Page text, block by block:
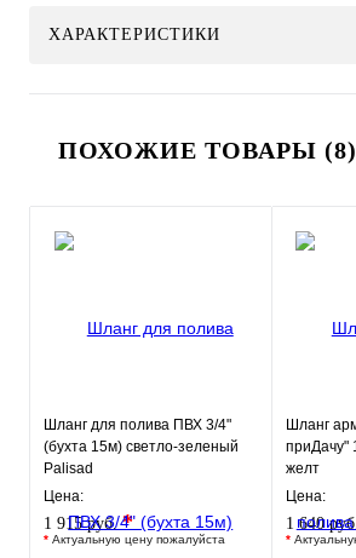
ХАРАКТЕРИСТИКИ
ПОХОЖИЕ ТОВАРЫ (8)
Шланг для полива ПВХ 3/4"
(бухта 15м) светло-зеленый
Palisad
Цена:
1 915 руб.*
* Актуальную цену пожалуйста
Шланг
приДачу"
желт
Цена:
1 640
*